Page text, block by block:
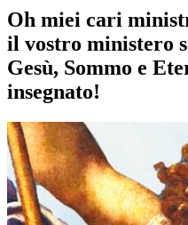
Oh miei cari
il vostro ministero
Gesù, Sommo e
insegnato!